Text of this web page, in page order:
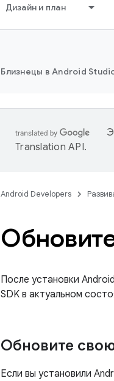
Дизайн и план
Близнецы в Android
Translation API.
Android Developers
После установки
SDK в актуальном
Обновите
Если вы установили